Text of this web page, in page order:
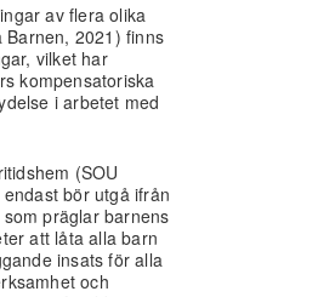
av flera olika
2021) finns
vilket har
kompensatoriska
i arbetet med
(SOU
bör utgå ifrån
präglar barnens
att låta alla barn
insats för alla
och